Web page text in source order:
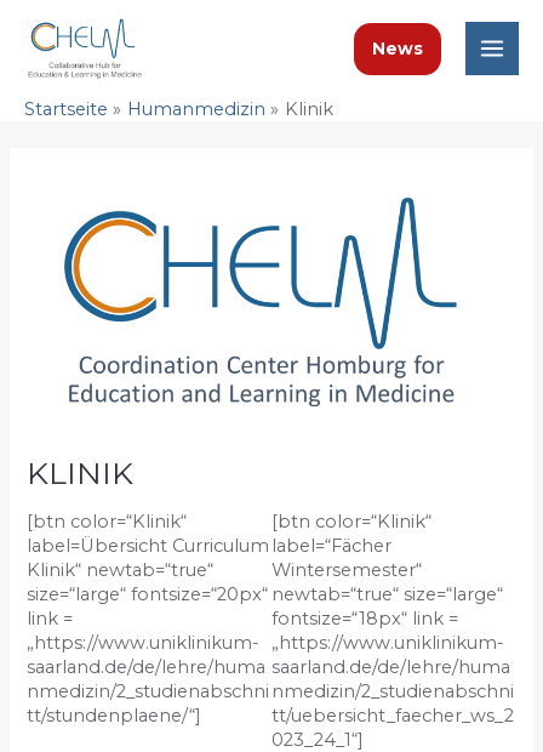
Inhalt
springen
News
Startseite Humanmedizin Klinik
KLINIK
[btn color=“Klinik“
label=Übersicht Curriculum
Klinik“ newtab=“true“
size=“large“ fontsize=“20px“
link =
„https://www.uniklinikum-
saarland.de/de/lehre/huma
nmedizin/2_studienabschni
tt/stundenplaene/“]
[btn color=“Klinik“
label=“Fächer
Wintersemester“
newtab=“true“ size=“large“
fontsize=“18px“ link =
„https://www.uniklinikum-
saarland.de/de/lehre/huma
nmedizin/2_studienabschni
tt/uebersicht_faecher_ws_2
023_24_1“]